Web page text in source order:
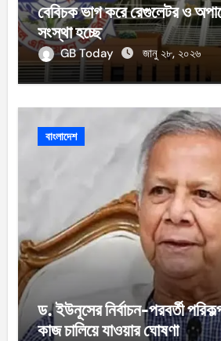
বেবিচক ভাগ করে রেগুলেটর ও
সংস্থা হচ্ছে
GB Today জানু ২৮, ২০২৬
বাংলাদেশ
ড. ইউনূসের নির্বাচন-পরবর্তী
কাজ চালিয়ে যাওয়ার ঘোষণা